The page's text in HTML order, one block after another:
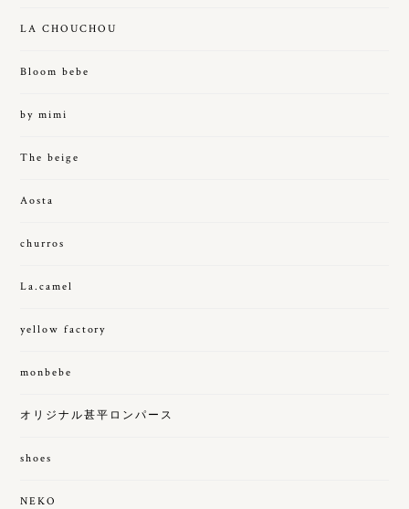
LA CHOUCHOU
Bloom bebe
by mimi
The beige
Aosta
churros
La.camel
yellow factory
monbebe
オリジナル甚平ロンパース
shoes
NEKO